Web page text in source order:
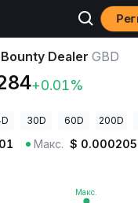
Курс Great Bounty Dealer
Dealer GBD
+0.01%
30D 60D 200D
Макс. $ 0.000205